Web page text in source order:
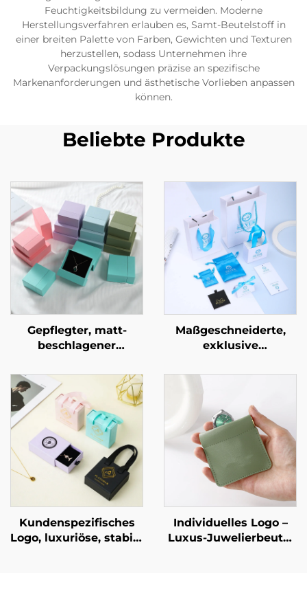
Feuchtigkeitsbildung zu vermeiden. Moderne
Herstellungsverfahren erlauben es, Samt-Beutelstoff in
einer breiten Palette von Farben, Gewichten und Texturen
herzustellen, sodass Unternehmen ihre
Verpackungslösungen präzise an spezifische
Markenanforderungen und ästhetische Vorlieben anpassen
können.
Beliebte Produkte
Gepflegter, matt-
beschlagener
Schubladentresor aus
geometrischem
Karton für eine
exklusive
Schmuckmarke –
avantgardistische
Identitätsverpackung
Maßgeschneiderte,
exklusive
mit Auszugfunktion –
Exquisites, stabiles
Karton-
für Luxus-Halsketten, -
Ringe und andere
signifikante
Schmuckstücke
Kundenspezifisches
Logo, luxuriöse, stabile
Individuelles Logo –
Luxus-Juwelierbeutel